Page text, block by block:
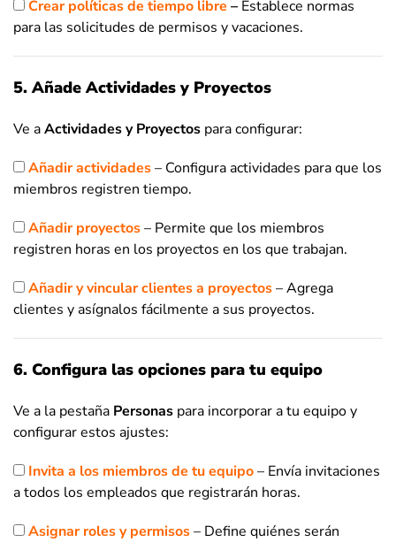
Crear políticas de tiempo libre – Establece normas
para las solicitudes de permisos y vacaciones.
5. Añade Actividades y Proyectos
Ve aActividades y Proyectos para configurar:
Añadir actividades– Configura actividades para que los
miembros registren tiempo.
Añadir proyectos– Permite que los miembros
registren horas en los proyectos en los que trabajan.
Añadir y vincular clientes a proyectos– Agrega
clientes y asígnalos fácilmente a sus proyectos.
6. Configura las opciones para tu equipo
Ve a la pestaña Personas para incorporar a tu equipo y
configurar estos ajustes:
Invita a los miembros de tu equipo– Envía invitaciones
a todos los empleados que registrarán horas.
Asignar roles y permisos– Define quiénes serán